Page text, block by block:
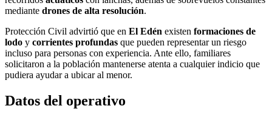
mediante drones de alta resolución.
Protección Civil advirtió que en El Edén existen formaciones de
lodo y corrientes profundas que pueden representar un riesgo
incluso para personas con experiencia. Ante ello, familiares
solicitaron a la población mantenerse atenta a cualquier indicio que
pudiera ayudar a ubicar al menor.
Datos del operativo